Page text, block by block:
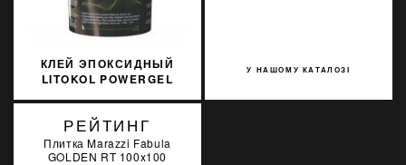
КЛЕЙ ЭПОКСИДНЫЙ
LITOKOL POWERGEL
PWRGPRMXB0010
У НАШОМУ КАТАЛОЗІ
РЕЙТИНГ
Плитка Marazzi Fabula
GOLDEN RT 100x100